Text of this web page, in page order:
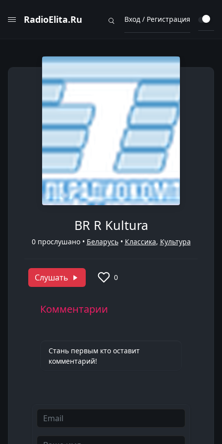
RadioElita.Ru Вход / Регистрация
BR R Kultura
0прослушано • Беларусь• Классика, Культура
Слушать 0
Комментарии
Стань первым кто оставит
комментарий!